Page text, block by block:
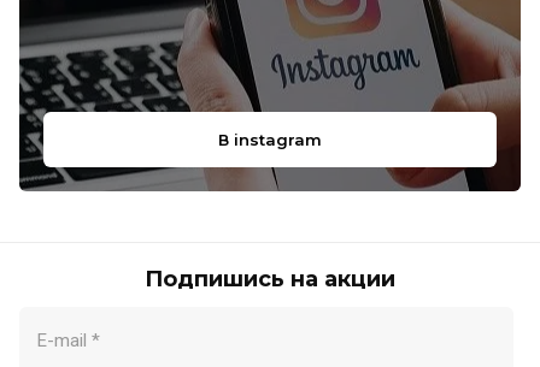
В instagram
Подпишись на акции